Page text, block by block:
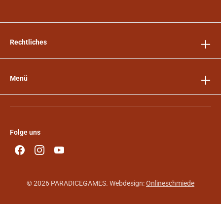
Rechtliches
Menü
Folge uns
© 2026 PARADICEGAMES. Webdesign:Onlineschmiede